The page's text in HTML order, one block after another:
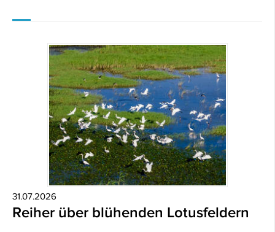
31.07.2026
Reiher über blühenden Lotusfeldern